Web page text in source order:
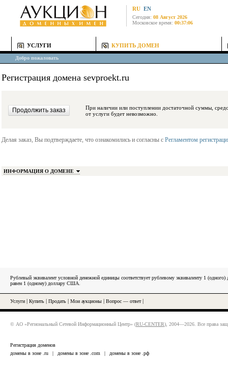
RU EN
Сегодня: 08 Август 2026
Московское время: 00:37:06
УСЛУГИ КУПИТЬ ДОМЕН
Добро пожаловать
Регистрация домена sevproekt.ru
При наличии или поступлении достаточной суммы, средства будут
от услуги будет невозможно.
Делая заказ, Вы подтверждаете, что ознакомились и согласны с Регламентом
ИНФОРМАЦИЯ О ДОМЕНЕ
Рублевый эквивалент условной денежной единицы соответствует рублевому эквиваленту 1
равен 1 (одному) доллару США.
Услуги Купить Продать Мои аукционы Вопрос — ответ|
© АО «Региональный Сетевой Информационный Центр» (RU-CENTER), 2004—2026. Все права
Регистрация доменов
домены в зоне .ru
| домены в зоне .com | домены в зоне .рф